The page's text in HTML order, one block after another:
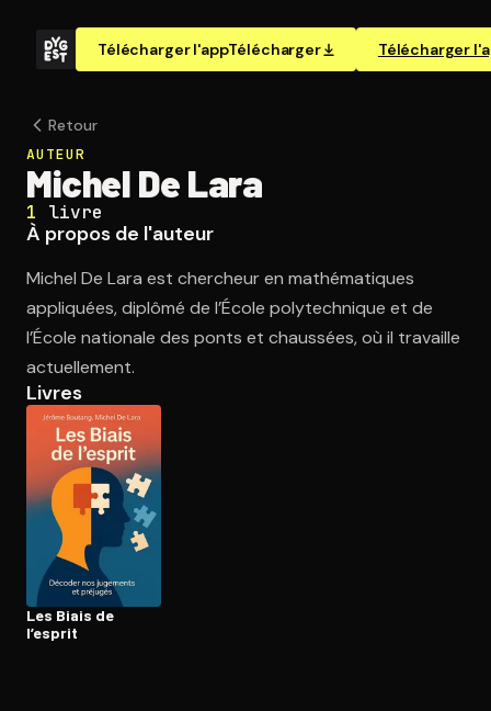
Télécharger l'appTélécharger Télécharger
Ouvre l'app Appareil photo, pointe sur le code. C'est gratuit à
Retour
AUTEUR
Michel De Lara
1 livre
À propos de l'auteur
Michel De Lara est chercheur en mathématiques
appliquées, diplômé de l’École polytechnique et de
l’École nationale des ponts et chaussées, où il travaille
actuellement.
Livres
Les Biais de
l’esprit